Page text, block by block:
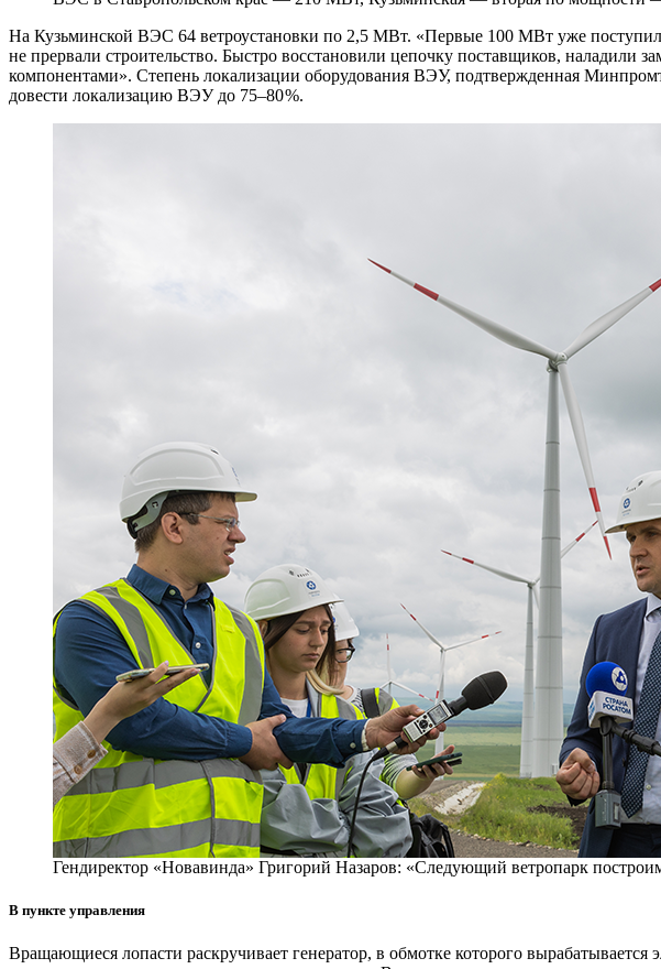
На Кузьминской ВЭС 64 ветроустановки по 2,5 МВт. «Первые 100 МВт уже
не прервали строительство. Быстро восстановили цепочку поставщиков,
компонентами». Степень локализации оборудования ВЭУ, подтвержденная
довести локализацию ВЭУ до 75–80 %.
Гендиректор «Новавинда» Григорий На­за­ров: «Следующий ветропарк
В пункте управления
Вращающиеся лопасти раскручивает генератор, в обмотке которого